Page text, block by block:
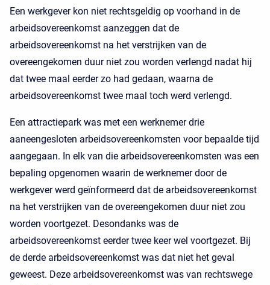
Een werkgever kon niet rechtsgeldig op voorhand in de
arbeidsovereenkomst aanzeggen dat de
arbeidsovereenkomst na het verstrijken van de
overeengekomen duur niet zou worden verlengd nadat hij
dat twee maal eerder zo had gedaan, waarna de
arbeidsovereenkomst twee maal toch werd verlengd.
Een attractiepark was met een werknemer drie
aaneengesloten arbeidsovereenkomsten voor bepaalde tijd
aangegaan. In elk van die arbeidsovereenkomsten was een
bepaling opgenomen waarin de werknemer door de
werkgever werd geïnformeerd dat de arbeidsovereenkomst
na het verstrijken van de overeengekomen duur niet zou
worden voortgezet. Desondanks was de
arbeidsovereenkomst eerder twee keer wel voortgezet. Bij
de derde arbeidsovereenkomst was dat niet het geval
geweest. Deze arbeidsovereenkomst was van rechtswege